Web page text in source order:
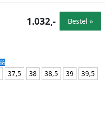
37,5 38 38,5 39
39,5
1.032,- Bestel »